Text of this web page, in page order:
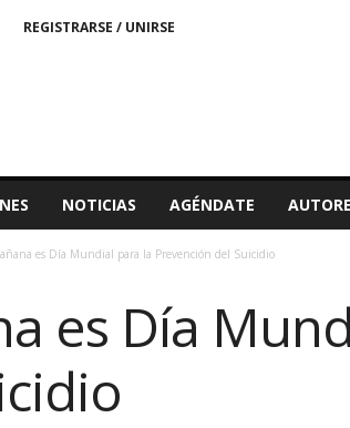
REGISTRARSE / UNIRSE
NOTICIAS AGÉNDATE
es Día Mundial para la Prevención del Suicidio
es Día